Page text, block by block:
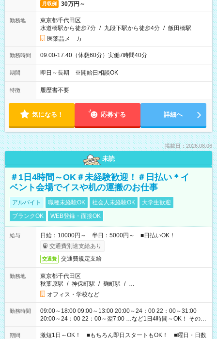
月収例 30万円～
勤務地
東京都千代田区
水道橋駅から徒歩7分 / 九段下駅から徒歩4分 / 飯田橋駅
医薬品メ－カ－
勤務時間 09:00-17:40（休憩60分）実働7時間40分
期間 即日～長期 ※開始日相談OK
特徴 履歴書不要
気になる！ 応募する 詳細へ
掲載日：2026.08.06
未読
＃1日4時間～OK＃未経験歓迎！＃日払い＊イ
ベント会場でイスや机の運搬のお仕事
アルバイト 職種未経験OK 社会人未経験OK
大学生歓迎
ブランクOK
WEB登録・面接OK
給与
日給：10000円～ 半日：5000円～ ■日払いOK！
交通費別途支給あり
交通費 交通費規定支給
勤務地
東京都千代田区
秋葉原駅 / 神保町駅 / 麹町駅 / …
オフィス・学校など
勤務時間
09:00～18:00 09:00～13:00 20:00～24：00 22：00～31:00
20:00～24：00 22：00～翌7:00 …など1日4時間～OK！ その他
シフトもございます！ お気軽にご相談ください！
期間
激短1日～OK！ ■もちろん即日スタートもOK！ ■曜日・日数